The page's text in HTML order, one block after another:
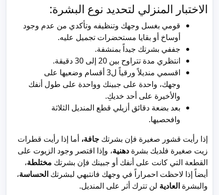
الاختبار المنزلي لتحديد نوع البشرة:
قومي بغسل وجهك وتنظيفه وتأكدي من عدم وجود
أوساخ أو بقايا مستحضرات تجميل عليه.
جففي بشرتك جيداً بمنشفة.
انتظري مدة تتراوح بين 20 إلى 30 دقيقة.
اقسمي منديلاً ورقياً ل3 أقسام وضعيها على
وجهك، واحدة على جبينك وواحدة على طول أنفك
والأخيرة على أحد خديكِ.
بعد بضعة دقائق أزيلي قطع المنديل الثلاثة
وافحصيها.
إذا رأيت قشور صغيرة فإن بشرتك جافة، أما إذا رأيت قطرات
زيت صغيرة فلديك بشرة دهنية، وإذا اقتصر وجود الزيوت على
القطعة التي كانت على أنفك أو جبينك فإن بشرتك مختلطة،
أيضاً إذا لاحظت احمراراً في وجهك فانتبهي لبشرتك الحساسة،
والبشرة العادية لن تترك أثر على المنديل.